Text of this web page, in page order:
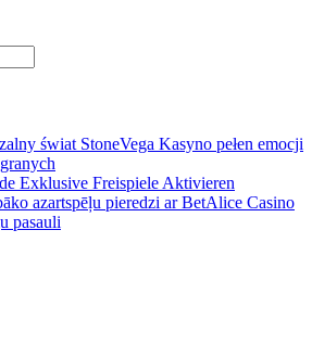
świat StoneVega Kasyno pełen emocji
Exklusive Freispiele Aktivieren
azartspēļu pieredzi ar BetAlice Casino
pasauli